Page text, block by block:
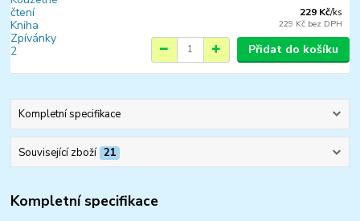
229 Kč/ks
229 Kč bez DPH
Přidat do košíku
Kompletní specifikace
Související zboží 21
Kompletní specifikace